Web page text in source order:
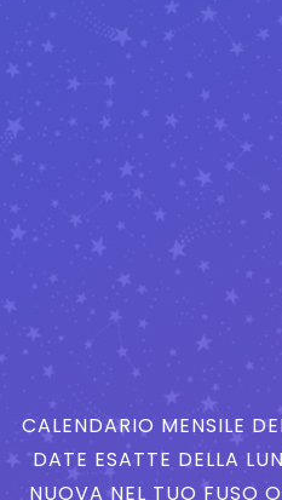
CALENDARIO MENSILE
DATE ESATTE DELLA
NUOVA NEL TUO FUSO